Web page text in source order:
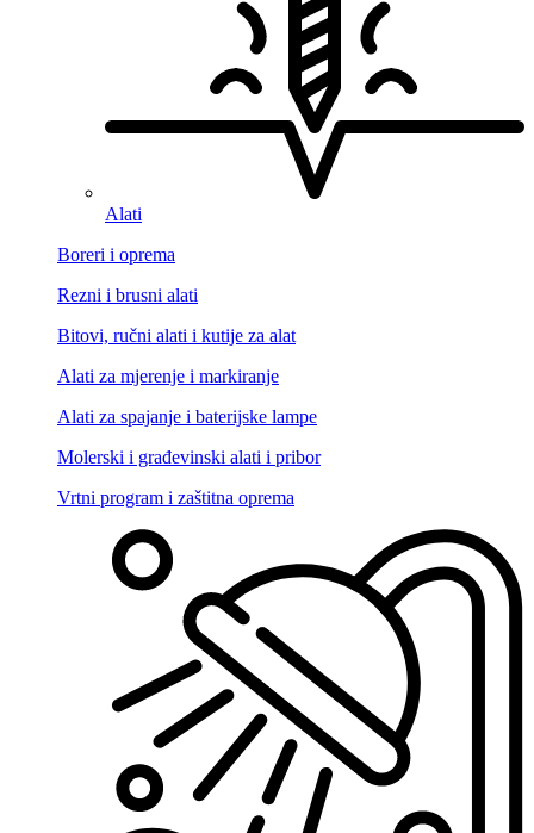
Alati
Boreri i oprema
Rezni i brusni alati
Bitovi, ručni alati i kutije za alat
Alati za mjerenje i markiranje
Alati za spajanje i baterijske lampe
Molerski i građevinski alati i pribor
Vrtni program i zaštitna oprema